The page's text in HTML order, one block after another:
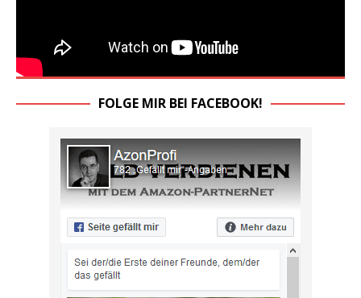
FOLGE MIR BEI FACEBOOK!